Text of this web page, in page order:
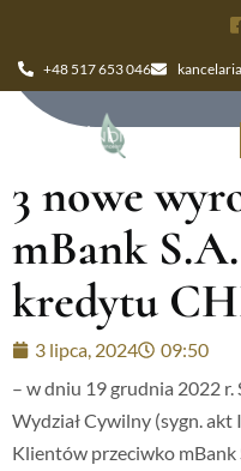
+48 517 653 046
3 nowe
mBank
kredytu
3 lipca, 2024
09:50
– w dniu 19 grudnia 2022 r.
Wydział Cywilny (sygn.
Klientów przeciwko mBank